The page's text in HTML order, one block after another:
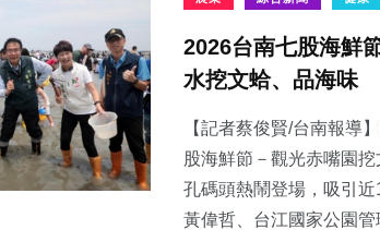
2026台南七股海鮮
水挖文蛤、品海味
【記者蔡俊賢/台南報導
股海鮮節－觀光赤嘴園
孔碼頭熱鬧登場，吸引
黃偉哲、台江國家公園